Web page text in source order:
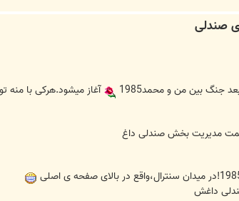
جنگ بین من و محمد1985
آغاز میشود.هرکی با منه